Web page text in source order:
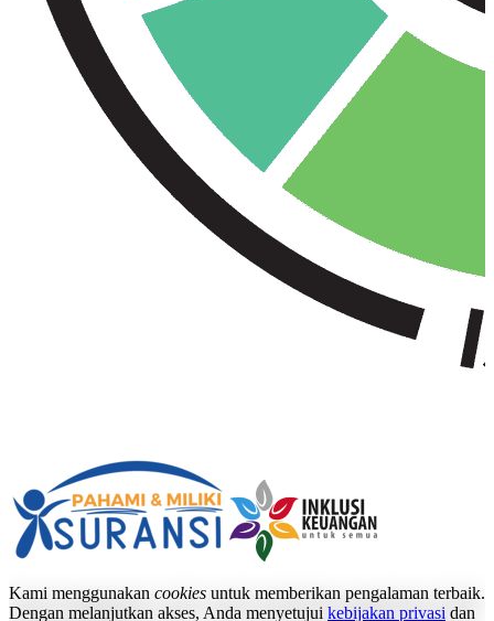
Kami menggunakan cookies untuk memberikan pengalaman terbaik.
Dengan melanjutkan akses, Anda menyetujui kebijakan privasi dan